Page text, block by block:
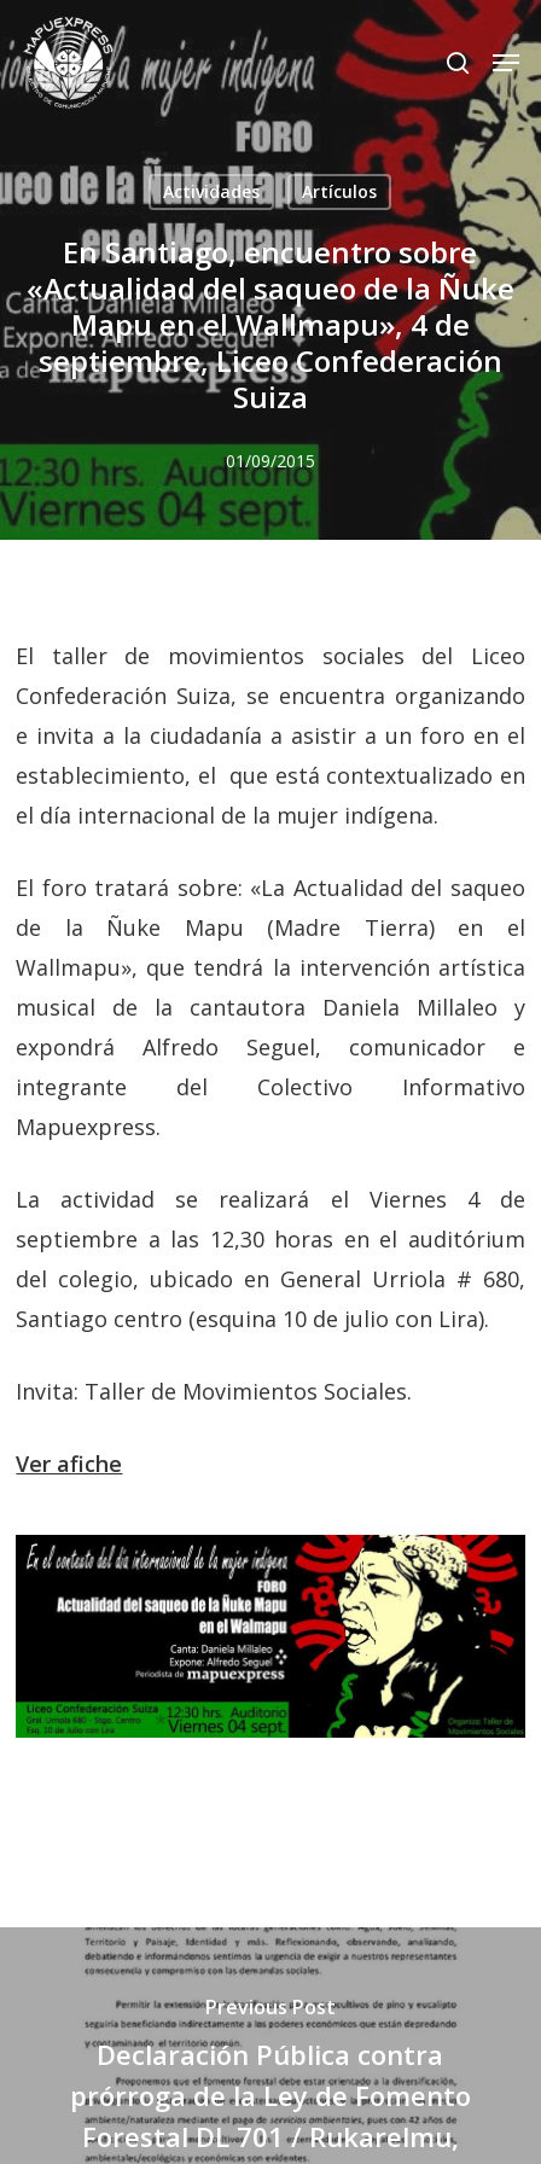
Skip
to
main
search
Actividades Artículos
En Santiago, encuentro sobre
«Actualidad del saqueo de la Ñuke
Mapu en el Wallmapu», 4 de
septiembre, Liceo Confederación
Suiza
01/09/2015
El taller de movimientos sociales del Liceo
Confederación Suiza, se encuentra organizando
e invita a la ciudadanía a asistir a un foro en el
establecimiento, el que está contextualizado en
el día internacional de la mujer indígena.
El foro tratará sobre: «La Actualidad del saqueo
de la Ñuke Mapu (Madre Tierra) en el
Wallmapu», que tendrá la intervención artística
musical de la cantautora Daniela Millaleo y
expondrá Alfredo Seguel, comunicador e
integrante del Colectivo Informativo
Mapuexpress.
La actividad se realizará el Viernes 4 de
septiembre a las 12,30 horas en el auditórium
del colegio, ubicado en General Urriola # 680,
Santiago centro (esquina 10 de julio con Lira).
Invita: Taller de Movimientos Sociales.
Ver afiche
Previous Post
Declaración Pública contra
prórroga de la Ley de Fomento
Forestal DL 701 / Rukarelmu,
Close
Menu